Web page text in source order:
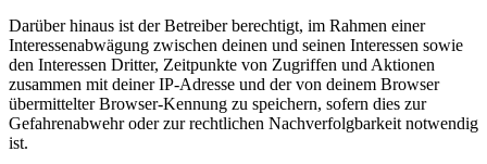
Darüber hinaus ist der Betreiber berechtigt, im Rahmen einer
Interessenabwägung zwischen deinen und seinen Interessen sowie
den Interessen Dritter, Zeitpunkte von Zugriffen und Aktionen
zusammen mit deiner IP-Adresse und der von deinem Browser
übermittelter Browser-Kennung zu speichern, sofern dies zur
Gefahrenabwehr oder zur rechtlichen Nachverfolgbarkeit notwendig
ist.